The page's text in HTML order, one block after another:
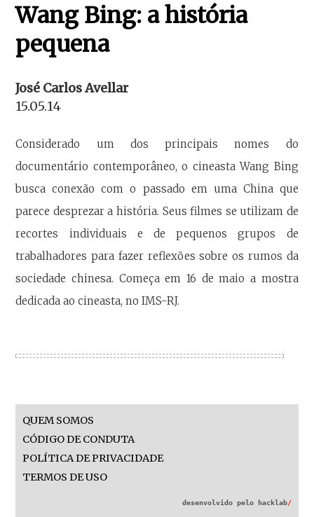
Wang Bing: a história
pequena
José Carlos Avellar
15.05.14
Considerado um dos principais nomes do
documentário contemporâneo, o cineasta Wang Bing
busca conexão com o passado em uma China que
parece desprezar a história. Seus filmes se utilizam de
recortes individuais e de pequenos grupos de
trabalhadores para fazer reflexões sobre os rumos da
sociedade chinesa. Começa em 16 de maio a mostra
dedicada ao cineasta, no IMS-RJ.
QUEM SOMOS
CÓDIGO DE CONDUTA
POLÍTICA DE PRIVACIDADE
TERMOS DE USO
desenvolvido pelo hacklab/